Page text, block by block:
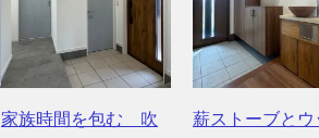
家族時間を包む 吹
薪ストーブとウ